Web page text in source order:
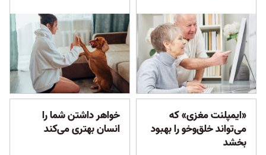
«ایمپلنت مغزی» که
می‌تواند خلق‌وخو را بهبود
بخشد
خواهر داشتن شما را
انسان بهتری می‌کند